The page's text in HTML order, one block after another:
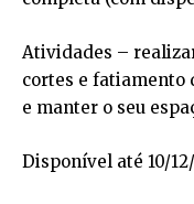
Atividades –
cortes e fatiamento
e manter o seu
Disponível até 10/